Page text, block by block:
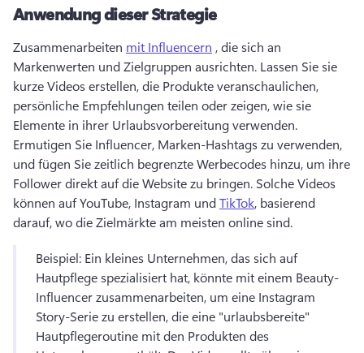
Anwendung dieser Strategie
Zusammenarbeiten mit Influencern , die sich an
Markenwerten und Zielgruppen ausrichten. Lassen Sie sie
kurze Videos erstellen, die Produkte veranschaulichen,
persönliche Empfehlungen teilen oder zeigen, wie sie
Ermutigen Sie Influencer, Marken-Hashtags zu verwenden,
und fügen Sie zeitlich begrenzte Werbecodes hinzu, um ihre
Follower direkt auf die Website zu bringen. Solche Videos
können auf YouTube, Instagram und TikTok, basierend
darauf, wo die Zielmärkte am meisten online sind.
Beispiel: Ein kleines Unternehmen, das sich auf
Hautpflege spezialisiert hat, könnte mit einem Beauty-
Influencer zusammenarbeiten, um eine Instagram
Story-Serie zu erstellen, die eine "urlaubsbereite"
Hautpflegeroutine mit den Produkten des